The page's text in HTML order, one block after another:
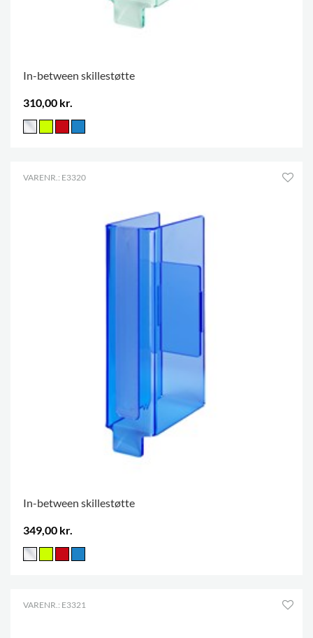
In-between skillestøtte
310,00 kr.
VARENR.: E3320
In-between skillestøtte
349,00 kr.
VARENR.: E3321